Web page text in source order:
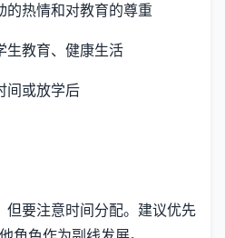
的热情和对教育的尊重
生教育、健康生活
间或放学后
但要注意时间分配。建议优先